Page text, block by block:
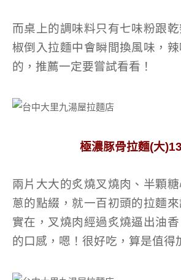
而桌上的調味料只有七味粉跟
椒倒入拉麵中會瞬間換風味，
的，推薦一定要嘗試看看！
極濃豚骨拉麵(大
兩片大大的炙燒叉燒肉、半顆
蔥的點綴，就一百初頭的拉麵
實在，叉燒肉經過炙燒逼出油
的口感，嗯！很好吃，算是值得